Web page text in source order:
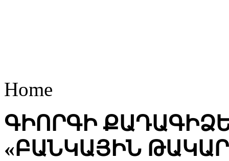
Home
ԳԻՈՐԳԻ
«ԲԱՆԿԱՅԻՆ